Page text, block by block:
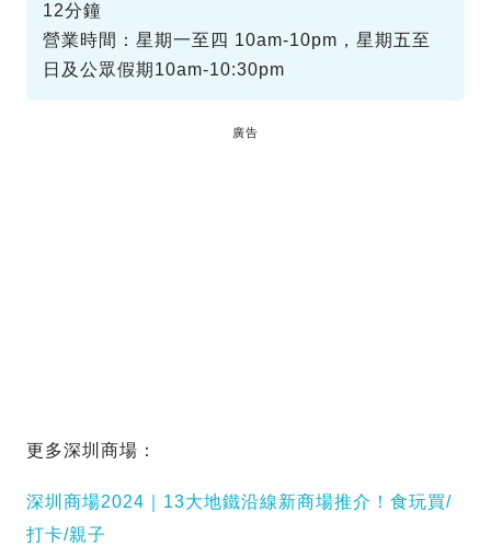
12分鐘
營業時間：星期一至四 10am-10pm，星期五至
日及公眾假期10am-10:30pm
廣告
更多深圳商場：
深圳商場2024｜13大地鐵沿線新商場推介！食玩買/
打卡/親子